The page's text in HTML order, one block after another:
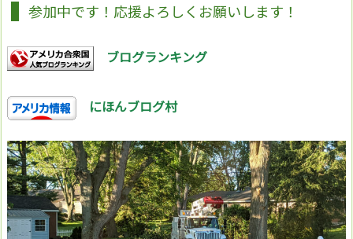
参加中です！応援よろしくお願いします！
ブログランキング
にほんブログ村